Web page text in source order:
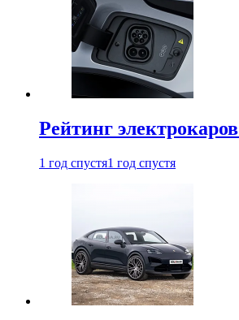
Рейтинг
1 год спустя1 год спустя